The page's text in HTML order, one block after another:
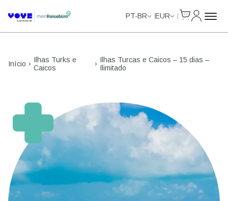
PT-BR EUR
Início
Ilhas Turks e
Caicos
Ilhas Turcas e Caicos – 15 dias –
Ilimitado